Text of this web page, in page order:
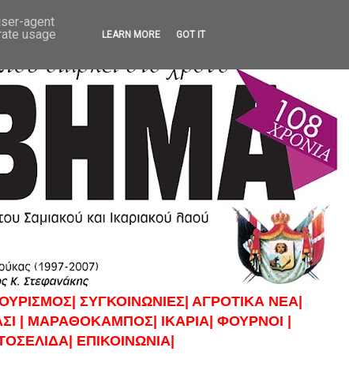
ΣΥΓΚΟΙΝΩΝΙΕΣ| ΑΓΡΟΤΙΚΑ ΝΕΑ|
| ΜΑΡΑΘΟΚΑΜΠΟΣ| ΙΚΑΡΙΑ| ΦΟΥΡΝΟΙ |
ΕΠΙΚΟΙΝΩΝΙΑ|
agent
usage
LEARN MORE GOT IT